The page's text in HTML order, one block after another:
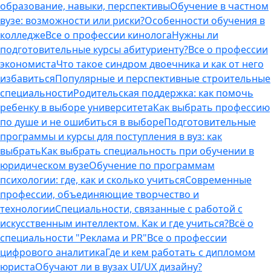
образование, навыки, перспективыОбучение в частном
вузе: возможности или риски?Особенности обучения в
колледжеВсе о профессии кинологаНужны ли
подготовительные курсы абитуриенту?Все о профессии
экономистаЧто такое синдром двоечника и как от него
избавитьсяПопулярные и перспективные строительные
специальностиРодительская поддержка: как помочь
ребенку в выборе университетаКак выбрать профессию
по душе и не ошибиться в выбореПодготовительные
программы и курсы для поступления в вуз: как
выбратьКак выбрать специальность при обучении в
юридическом вузеОбучение по программам
психологии: где, как и сколько учитьсяСовременные
профессии, объединяющие творчество и
технологииСпециальности, связанные с работой с
искусственным интеллектом. Как и где учиться?Всё о
специальности "Реклама и PR"Все о профессии
цифрового аналитикаГде и кем работать с дипломом
юристаОбучают ли в вузах UI/UX дизайну?